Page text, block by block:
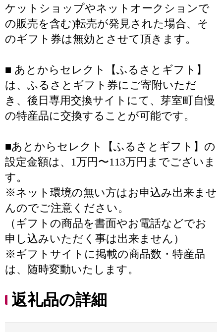
ケットショップやネットオークションで
の販売を含む)転売が発見された場合、そ
のギフト券は無効とさせて頂きます。
■ あとからセレクト【ふるさとギフト】
は、ふるさとギフト券にご寄附いただ
き、後日専用交換サイトにて、芽室町自慢
の特産品に交換することが可能です。
■あとからセレクト【ふるさとギフト】の
設定金額は、1万円〜113万円までございま
す。
※ネット環境の無い方はお申込み出来ませ
んのでご注意ください。
（ギフトの商品を書面やお電話などでお
申し込みいただく事は出来ません）
※ギフトサイトに掲載の商品数・特産品
は、随時変動いたします。
返礼品の詳細